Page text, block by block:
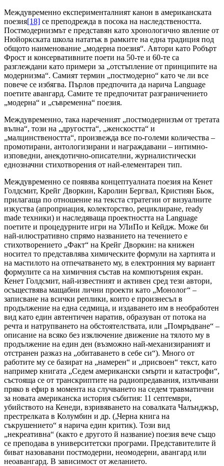
Междувременно експерименталният канон в американската
поезия[18] се преподрежда в посока на наследствеността.
Постмодернизмът е представян като хронологично явление от
Нюйоркската школа нататък в рамките на една традиция под
общото наименование „модерна поезия“. Автори като Робърт
Фрост и консервативните поети на 50-те и 60-те са
разглеждани като примери за „отстъпление от принципите на
модернизма“. Самият термин „постмодерно“ като че ли все
повече се избягва. Пърлов предпочита да нарича Language
поетите авангард. Самите те предпочитат разграничението
„модерна“ и „съвременна“ поезия.
Междувременно, така нареченият „постмодернизъм от третата
вълна“, този на „другостта“, „женскостта“ и
„малцинствеността“, произвежда все по-големи количества –
промотирани, антологизирани и награждавани – интимно-
изповедни, анекдотично-описателни, журналистически
еднозначни стихотворения от най-елементарен тип.
Междувременно се появява концептуалната поезия на Кенет
Голдсмит, Крейг Дворкин, Каролин Бергвал, Кристиян Бьок,
прилагаща по отношение на текста стратегии от визуалните
изкуства (апроприация, колекторство, рециклиране, ready
made техники) и наследяваща проектността на Language
поетите и процедурните игри на УЛиПо и Кейдж. Може би
най-илюстративно спрямо названието на течението е
стихотворението „Факт“ на Крейг Дворкин: на книжен
носител то представлява химическите формули на хартията и
на мастилото на отпечатването му, в електронния му вариант
формулите са на химичния състав на компютърния екран.
Кенет Голдсмит, най-известният и активен сред тези автори,
осъществява мащабни лични проекти като „Монолог“ –
записване на всички реплики, които е произнесъл в
продължение на една седмица, и издаването им в необработен
вид като един автентичен наратив, образуван от потока на
речта и натрупването на обстоятелствата, или „Помръдване“ –
описание на всяко без изключение движение на тялото му в
продължение на един ден (възможно най-механизираният и
отстранен разказ на „обитаването в себе си“). Много от
работите му се базират на „намерен“ и „присвоен“ текст, като
например книгата „Седем американски смърти и катастрофи“,
състояща се от транскриптите на радиопредавания, излъчвани
пряко в ефир в момента на случването на седем травматични
за новата американска история събития: 11 септември,
убийството на Кенеди, взривяването на совалката Чалънджър,
престрелката в Колумбин и др. („Черна книга на
съкрушението“ я нарича един критик). Този вид
„некреативна“ (както е другото й название) поезия вече също
се преподава в университетски програми. Представителите й
биват назовавани постмодерни, неомодерни, авангард или
неоавангард. В зависимост от желанието.